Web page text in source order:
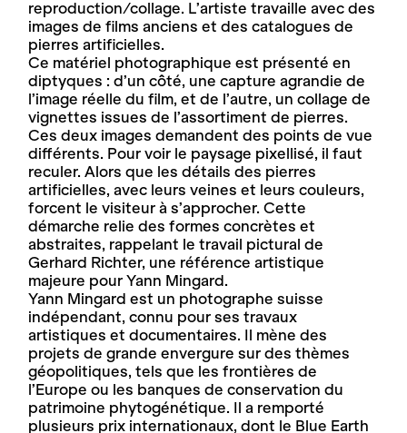
reproduction/collage. L’artiste travaille avec des
images de films anciens et des catalogues de
pierres artificielles.
Ce matériel photographique est présenté en
diptyques : d’un côté, une capture agrandie de
l’image réelle du film, et de l’autre, un collage de
vignettes issues de l’assortiment de pierres.
Ces deux images demandent des points de vue
différents. Pour voir le paysage pixellisé, il faut
reculer. Alors que les détails des pierres
artificielles, avec leurs veines et leurs couleurs,
forcent le visiteur à s’approcher. Cette
démarche relie des formes concrètes et
abstraites, rappelant le travail pictural de
Gerhard Richter, une référence artistique
majeure pour Yann Mingard.
Yann Mingard est un photographe suisse
indépendant, connu pour ses travaux
artistiques et documentaires. Il mène des
projets de grande envergure sur des thèmes
géopolitiques, tels que les frontières de
l’Europe ou les banques de conservation du
patrimoine phytogénétique. Il a remporté
plusieurs prix internationaux, dont le Blue Earth